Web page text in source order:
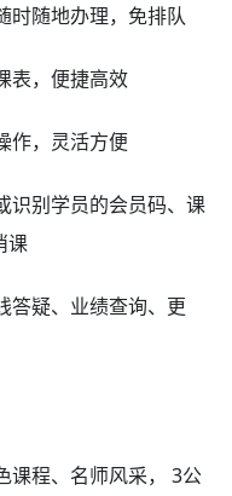
时随地办理，免排队
表，便捷高效
作，灵活方便
识别学员的会员码、课
课
答疑、业绩查询、更
课程、名师风采， 3公